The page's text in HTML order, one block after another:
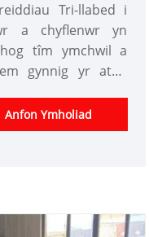
Tri-llabed i
tîm ymchwil a
gynnig yr ateb
wedi bod yn
yn unol â chais
Anfon Ymholiad